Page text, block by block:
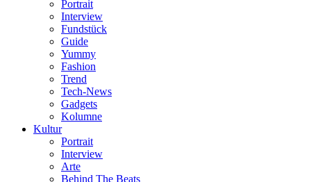
Portrait
Interview
Fundstück
Guide
Yummy
Fashion
Trend
Tech-News
Gadgets
Kolumne
Kultur
Portrait
Interview
Arte
Behind The Beats